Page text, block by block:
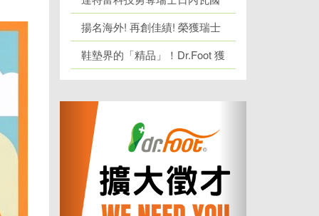
際發明展金銀雙獎
揚名海外! 再創佳績! 榮獲瑞士
日內瓦發明展 1 金牌、1 銀牌
鞋墊界的「精品」！Dr.Foot 獲
「台灣精品獎」肯定！